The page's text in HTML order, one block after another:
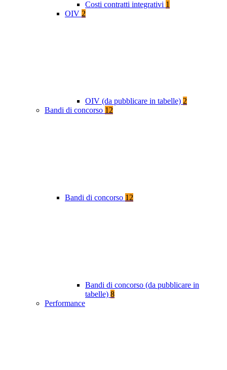
Costi contratti integrativi 1
OIV 2
OIV (da pubblicare in tabelle) 2
Bandi di concorso 12
Bandi di concorso 12
Bandi di concorso (da pubblicare in
tabelle) 8
Performance